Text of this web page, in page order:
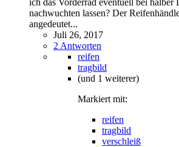
nachwuchten lassen? Der
angedeutet...
Juli 26, 2017
2 Antworten
reifen
tragbild
(und 1 weiterer)
Markiert mit:
reifen
tragbild
verschleiß